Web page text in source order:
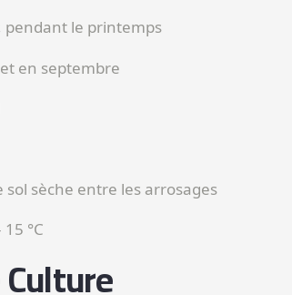
pendant le printemps
en septembre
sèche entre les arrosages
°C